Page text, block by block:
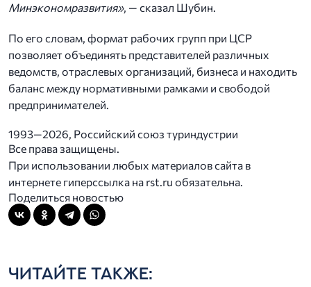
Минэкономразвития», — сказал Шубин.
По его словам, формат рабочих групп при ЦСР
позволяет объединять представителей различных
ведомств, отраслевых организаций, бизнеса и находить
баланс между нормативными рамками и свободой
предпринимателей.
1993—2026, Российский союз туриндустрии
Все права защищены.
При использовании любых материалов сайта в
интернете гиперссылка на rst.ru обязательна.
Поделиться новостью
ЧИТАЙТЕ ТАКЖЕ: